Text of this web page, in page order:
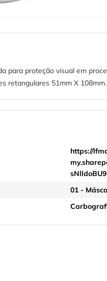
proteção visual em
retangulares 51mm X
https://
01 -